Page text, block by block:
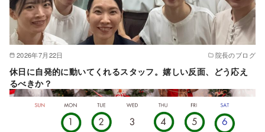
2026年7月22日 院長のブログ
休日に自発的に動いてくれるスタッフ。嬉しい反面、どう応え
るべきか？